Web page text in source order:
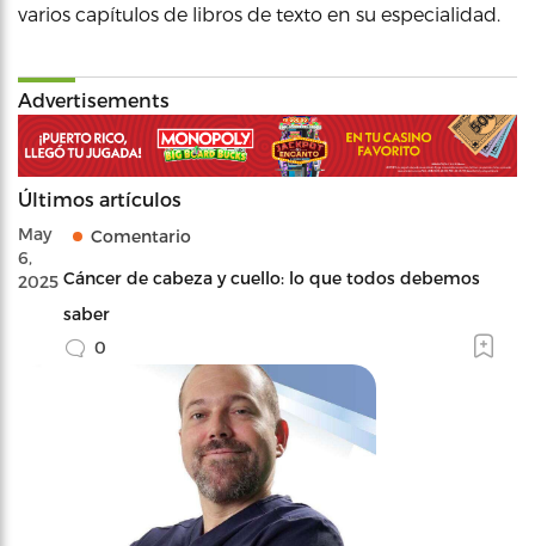
varios capítulos de libros de texto en su especialidad.
Advertisements
Últimos artículos
May
6,
2025
Comentario
Cáncer de cabeza y cuello: lo que todos debemos
saber
0